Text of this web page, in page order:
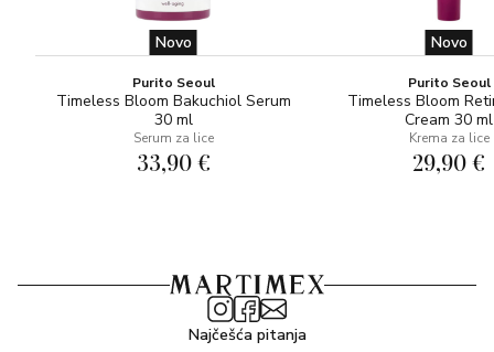
Novo
Purito Seoul
Timeless Bloom Bakuchiol Serum
30 ml
Serum za lice
33,90 €
Novo
Purito Seoul
Timeless Bloom
Cream 30 ml
Krema za lice
29,90 €
Najčešća pitanja